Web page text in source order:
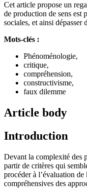
Cet article propose un
de production de sens est
sociales, et ainsi dépasser
Mots-clés :
Phénoménologie,
critique,
compréhension,
constructivisme,
faux dilemme
Article body
Introduction
Devant la complexité des
partir de critères qui
procéder à l’évaluation
compréhensives des